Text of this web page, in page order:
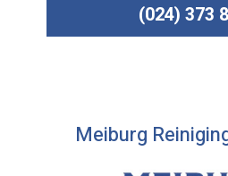
(024) 373
Meiburg